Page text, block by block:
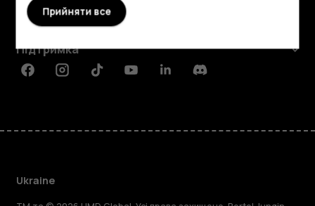
Planet and people
Підтримка
FacebookInstagramTiktokYoutubeLinkedinDiscord
Ukraine
Прийняти все